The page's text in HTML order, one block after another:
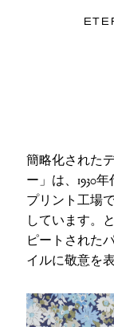
簡略化された
ー」は、1930
プリント工場
しています。
ピートされた
イルに敬意を